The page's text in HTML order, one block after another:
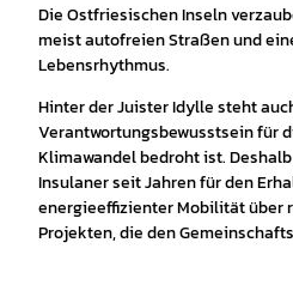
Die Ostfriesischen Inseln
meist autofreien Straßen und
Lebensrhythmus.
Hinter der Juister Idylle steht
Verantwortungsbewusstsein für
Klimawandel bedroht ist.
Insulaner seit Jahren für den
energieeffizienter Mobilität über
Projekten, die den